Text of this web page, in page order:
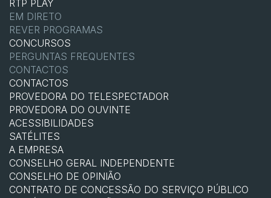
RTP PLAY
EM DIRETO
REVER PROGRAMAS
CONCURSOS
PERGUNTAS FREQUENTES
CONTACTOS
CONTACTOS
PROVEDORA DO TELESPECTADOR
PROVEDORA DO OUVINTE
ACESSIBILIDADES
SATÉLITES
A EMPRESA
CONSELHO GERAL INDEPENDENTE
CONSELHO DE OPINIÃO
CONTRATO DE CONCESSÃO DO SERVIÇO PÚBLICO